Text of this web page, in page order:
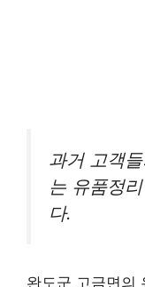
과거 고객
는 유품정
다.
완도군 고금면의